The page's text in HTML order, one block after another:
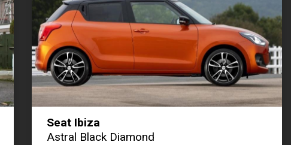
Seat Ibiza
Astral Black Diamond